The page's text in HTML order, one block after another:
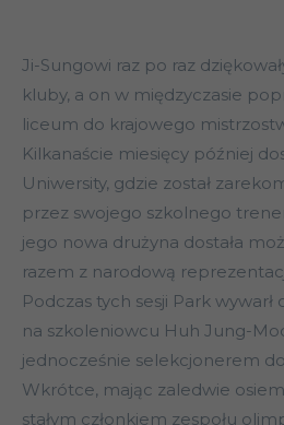
Ji-Sungowi raz po raz
kluby, a on w międzyczasie
liceum do krajowego
Kilkanaście miesięcy później
Uniwersity, gdzie został
przez swojego szkolnego
jego nowa drużyna dostała
razem z narodową
Podczas tych sesji Park
na szkoleniowcu Huh Jung-
jednocześnie selekcjonerem
Wkrótce, mając zaledwie
stałym członkiem zespołu